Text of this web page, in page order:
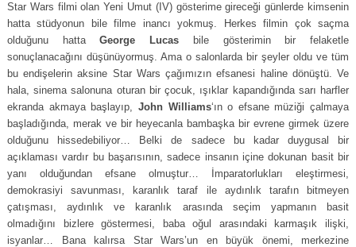
Star Wars filmi olan Yeni Umut (IV) gösterime gireceği günlerde kimsenin
hatta stüdyonun bile filme inancı yokmuş. Herkes filmin çok saçma
olduğunu hattaGeorge Lucas bile gösterimin bir felaketle
sonuçlanacağını düşünüyormuş. Ama o salonlarda bir şeyler oldu ve tüm
bu endişelerin aksine Star Wars çağımızın efsanesi haline dönüştü. Ve
hala, sinema salonuna oturan bir çocuk, ışıklar kapandığında sarı harfler
ekranda akmaya başlayıp, John Williams‘ın o efsane müziği çalmaya
başladığında, merak ve bir heyecanla bambaşka bir evrene girmek üzere
olduğunu hissedebiliyor… Belki de sadece bu kadar duygusal bir
açıklaması vardır bu başarısının, sadece insanın içine dokunan basit bir
yanı olduğundan efsane olmuştur… İmparatorlukları eleştirmesi,
demokrasiyi savunması, karanlık taraf ile aydınlık tarafın bitmeyen
çatışması, aydınlık ve karanlık arasında seçim yapmanın basit
olmadığını bizlere göstermesi, baba oğul arasındaki karmaşık ilişki,
isyanlar… Bana kalırsa Star Wars’un en büyük önemi, merkezine